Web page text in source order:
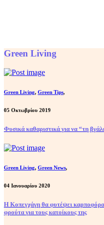
Green Living
Green Living, Green Tips,
05 Οκτωβρίου 2019
Φυσικά καθαριστικά για να “τη
Green Living, Green News,
04 Ιανουαρίου 2020
Η Κοπεγχάγη θα φυτέψει
φρούτα για τους κατοίκους της